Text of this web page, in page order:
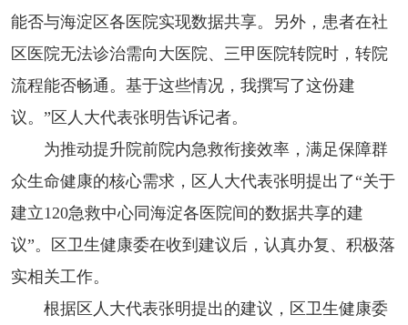
能否与海淀区各医院实现数据共享。另外，患者在社
区医院无法诊治需向大医院、三甲医院转院时，转院
流程能否畅通。基于这些情况，我撰写了这份建
议。”区人大代表张明告诉记者。
为推动提升院前院内急救衔接效率，满足保障群
众生命健康的核心需求，区人大代表张明提出了“关于
建立120急救中心同海淀各医院间的数据共享的建
议”。区卫生健康委在收到建议后，认真办复、积极落
实相关工作。
根据区人大代表张明提出的建议，区卫生健康委